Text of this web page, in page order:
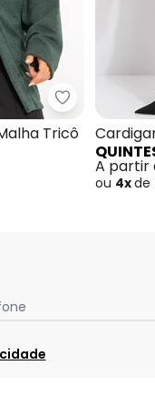
TricôQuintess -
Tricô
A partir
ou 4xde